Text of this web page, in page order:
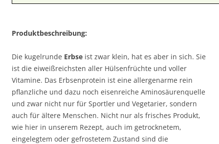
Produktbeschreibung:
Die kugelrunde Erbse ist zwar klein, hat es aber in sich. Sie
ist die eiweißreichsten aller Hülsenfrüchte und voller
Vitamine. Das Erbsenprotein ist eine allergenarme rein
pflanzliche und dazu noch eisenreiche Aminosäurenquelle
und zwar nicht nur für Sportler und Vegetarier, sondern
auch für ältere Menschen. Nicht nur als frisches Produkt,
wie hier in unserem Rezept, auch im getrocknetem,
eingelegtem oder gefrostetem Zustand sind die